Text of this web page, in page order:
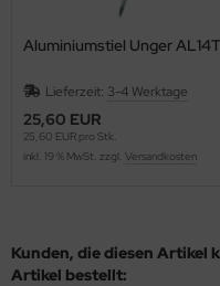
Aluminiumstiel Unger AL14T
Lieferzeit: 3-4 Werktage
25,60 EUR
25,60 EUR pro Stk.
inkl. 19 % MwSt. zzgl. Versandkosten
Kunden, die diesen Artikel
Artikel bestellt: